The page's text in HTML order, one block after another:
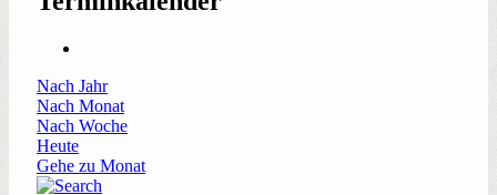
Nach Jahr
Nach Monat
Nach Woche
Heute
Gehe zu Monat